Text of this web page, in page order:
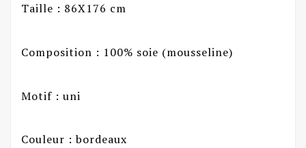
Taille : 86X176 cm
Composition : 100% soie (mousseline)
Motif : uni
Couleur : bordeaux